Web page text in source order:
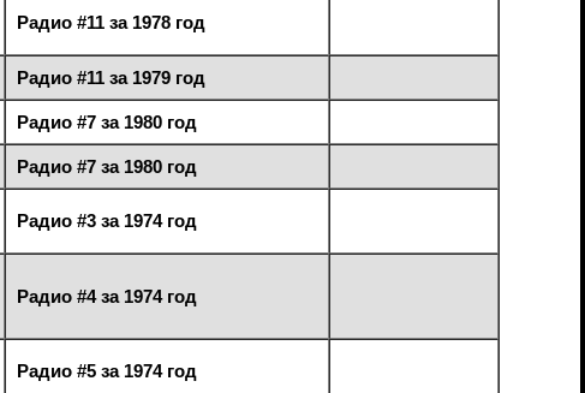
Радио #11 за 1978 год
Радио #11 за 1979 год
Радио #7 за 1980 год
Радио #7 за 1980 год
Радио #3 за 1974 год
Радио #4 за 1974 год
Радио #5 за 1974 год